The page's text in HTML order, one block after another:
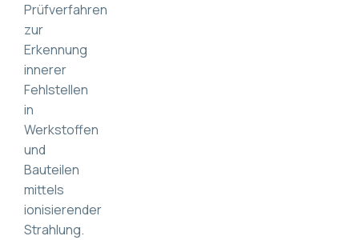
Prüfverfahren
zur
Erkennung
innerer
Fehlstellen
in
Werkstoffen
und
Bauteilen
mittels
ionisierender
Strahlung.